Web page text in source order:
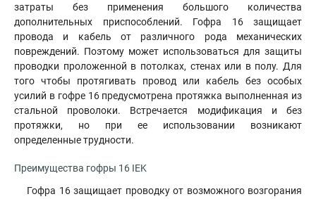
затраты без применения большого количества
дополнительных приспособлений. Гофра 16 защищает
провода и кабель от различного рода механических
повреждений. Поэтому может использоваться для защиты
проводки проложенной в потолках, стенах или в полу. Для
того чтобы протягивать провод или кабель без особых
усилий в гофре 16 предусмотрена протяжка выполненная из
стальной проволоки. Встречается модификация и без
протяжки, но при ее использовании возникают
определенные трудности.
Преимущества гофры 16 IEK
Гофра 16 защищает проводку от возможного возгорания